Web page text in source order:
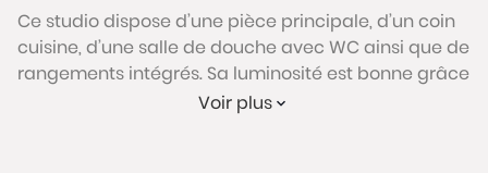
Ce studio dispose d’une pièce principale, d’un coin
cuisine, d’une salle de douche avec WC ainsi que de
rangements intégrés. Sa luminosité est bonne grâce
à la grande fenêtre et il bénéficie d’un
Voir plus